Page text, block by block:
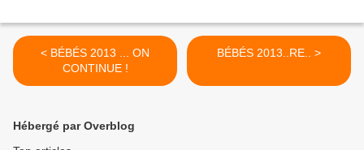
< BÉBÉS 2013 ... ON
CONTINUE !
BÉBÉS 2013..RE.. >
Hébergé par Overblog